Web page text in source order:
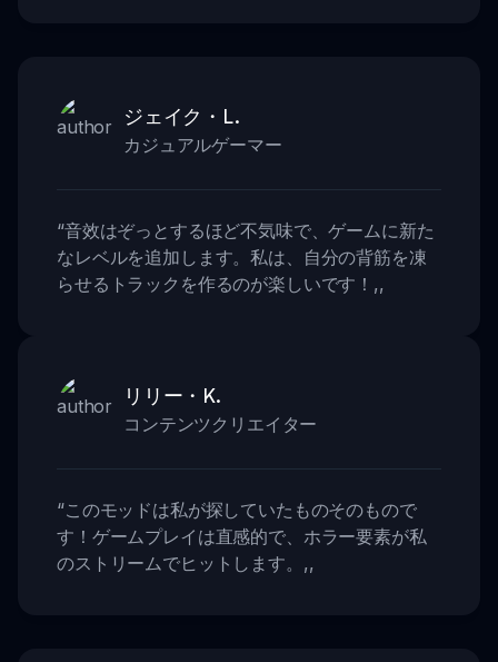
ジェイク・L.
カジュアルゲーマー
“音效はぞっとするほど不気味で、ゲームに新た
なレベルを追加します。私は、自分の背筋を凍
らせるトラックを作るのが楽しいです！ ,,
リリー・K.
コンテンツクリエイター
“このモッドは私が探していたものそのもので
す！ゲームプレイは直感的で、ホラー要素が私
のストリームでヒットします。 ,,